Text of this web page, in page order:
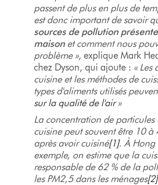
passent de plus en plus de
est donc important de savoir
sources de pollution
maisonet comment nous
problème », explique Mark
chez Dyson, qui ajoute : « Les
cuisine et les méthodes de
types d'aliments utilisés
sur la qualité de l'air»
La concentration de
cuisine peut souvent être 10 à
après avoir cuisiné[1]. À Hong
exemple, on estime que la
responsable de 62 % de la
les PM2,5 dans les ménages[2]